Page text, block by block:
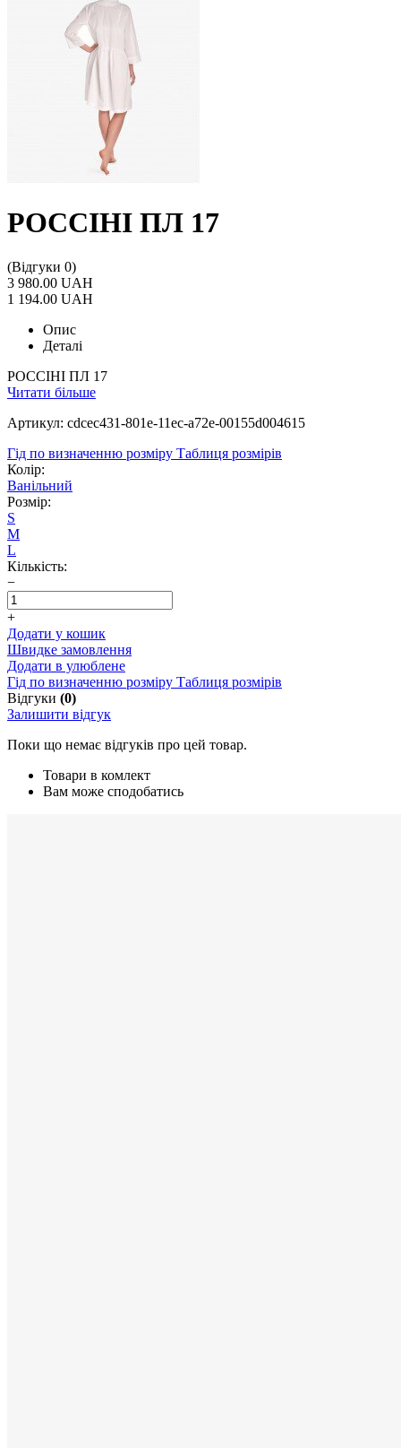
РОССІНІ ПЛ 17
(Відгуки 0)
3 980.00 UAH
1 194.00 UAH
Опис
Деталі
РОССІНІ ПЛ 17
Читати більше
Артикул: cdcec431-801e-11ec-a72e-00155d004615
Гід по визначенню розміру Таблиця розмірів
Колір:
Ванільний
Розмір:
S
M
L
Кількість:
−
+
Додати у кошик
Швидке замовлення
Додати в улюблене
Гід по визначенню розміру Таблиця розмірів
Відгуки (0)
Залишити відгук
Поки що немає відгуків про цей товар.
Товари в комлект
Вам може сподобатись